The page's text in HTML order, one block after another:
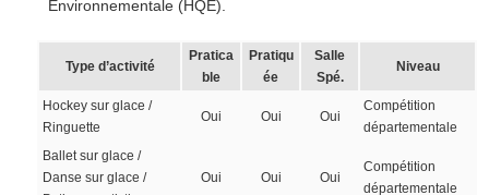
Environnementale (HQE).
Type d’activité
Pratica
ble
Pratiqu
ée
Salle
Spé.
Niveau
Hockey sur glace /
Ringuette
Oui Oui Oui
Compétition
départementale
Ballet sur glace /
Danse sur glace /
Oui Oui Oui
Compétition
départementale